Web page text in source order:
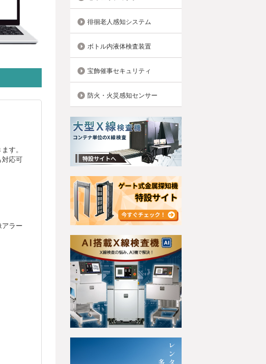
す。
対応可
ラー
徘徊老人感知システム
ボトル内液体検査装置
宝飾催事セキュリティ
防火・火災感知センサー